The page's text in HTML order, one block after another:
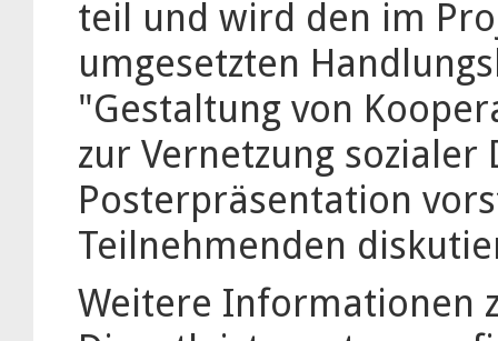
teil und wird den im
umgesetzten
"Gestaltung von
zur Vernetzung
Posterpräsentation
Teilnehmenden
Weitere Informationen